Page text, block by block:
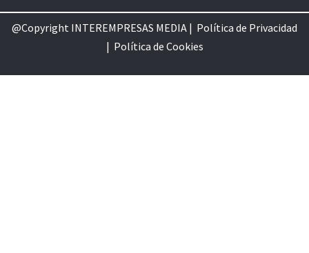
@Copyright INTEREMPRESAS MEDIA | Política de Privacidad
| Política de Cookies